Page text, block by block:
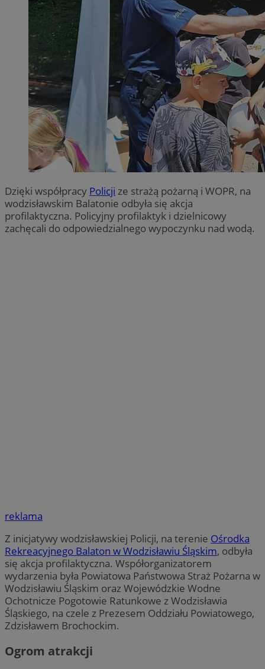
Dzięki współpracy Policji ze strażą pożarną i WOPR, na
wodzisławskim Balatonie odbyła się akcja
profilaktyczna. Policyjny profilaktyk i dzielnicowy
zachęcali do odpowiedzialnego wypoczynku nad wodą.
reklama
Z inicjatywy wodzisławskiej Policji, na terenie Ośrodka
Rekreacyjnego Balaton w Wodzisławiu Śląskim, odbyła
się akcja profilaktyczna. Współorganizatorem
wydarzenia była Powiatowa Państwowa Straż Pożarna w
Wodzisławiu Śląskim oraz Wojewódzkie Wodne
Ochotnicze Pogotowie Ratunkowe z Wodzisławia
Śląskiego, na czele z Prezesem Oddziału Powiatowego,
Zdzisławem Brochockim.
Ogrom atrakcji